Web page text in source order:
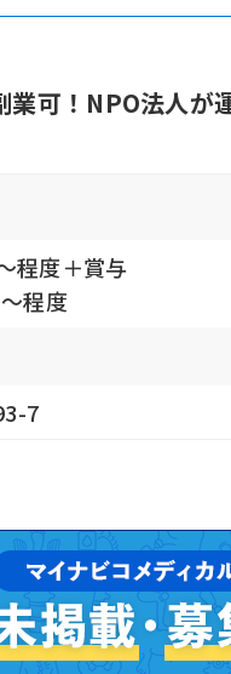
業可！NPO法人
程度＋賞与
程度
7